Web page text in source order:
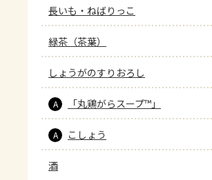
長いも・ねばりっこ
緑茶（茶葉）
しょうがのすりおろし
A 「丸鶏がらスープ™」
A こしょう
酒